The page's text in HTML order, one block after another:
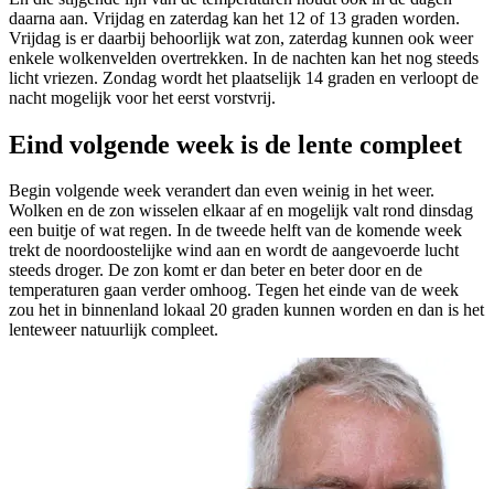
daarna aan. Vrijdag en zaterdag kan het 12 of 13 graden worden.
Vrijdag is er daarbij behoorlijk wat zon, zaterdag kunnen ook weer
enkele wolkenvelden overtrekken. In de nachten kan het nog steeds
licht vriezen. Zondag wordt het plaatselijk 14 graden en verloopt de
nacht mogelijk voor het eerst vorstvrij.
Eind volgende week is de lente compleet
Begin volgende week verandert dan even weinig in het weer.
Wolken en de zon wisselen elkaar af en mogelijk valt rond dinsdag
een buitje of wat regen. In de tweede helft van de komende week
trekt de noordoostelijke wind aan en wordt de aangevoerde lucht
steeds droger. De zon komt er dan beter en beter door en de
temperaturen gaan verder omhoog. Tegen het einde van de week
zou het in binnenland lokaal 20 graden kunnen worden en dan is het
lenteweer natuurlijk compleet.